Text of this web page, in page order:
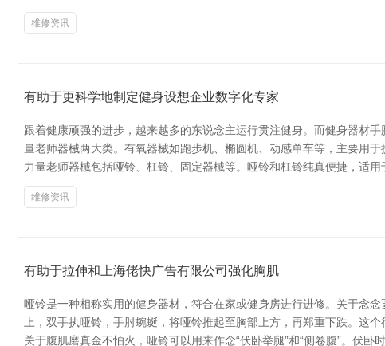
维修资讯
有助于更科学地制定健身设想企业数字化专家
跟着健康顽强的进步，越来越多的东说念主运行贯注健身。而健身器材
量老师器械两大类。有氧器械如跑步机、椭圆机、动感单车等，主要用
力量老师器械包括哑铃、杠铃、固定器械等。哑铃和杠铃纯真便捷，适
维修资讯
有助于拉伸和上海佬快广告有限公司强化胸肌
哑铃是一种相称实用的健身器材，符合在家或健身房进行进修。关于念
上，双手执哑铃，手肘蜿蜒，将哑铃推起至胸部上方，再郑重下跌。这
关于腹肌磨真金不怕火，哑铃可以用来作念“伏卧举腿”和“侧卷腹”。伏